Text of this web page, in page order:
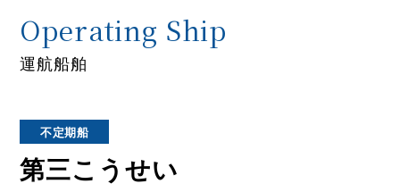
Operating Ship
運航船舶
不定期船
第三こうせい